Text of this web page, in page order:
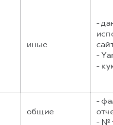
иные
-
-
-
общие
-
- №